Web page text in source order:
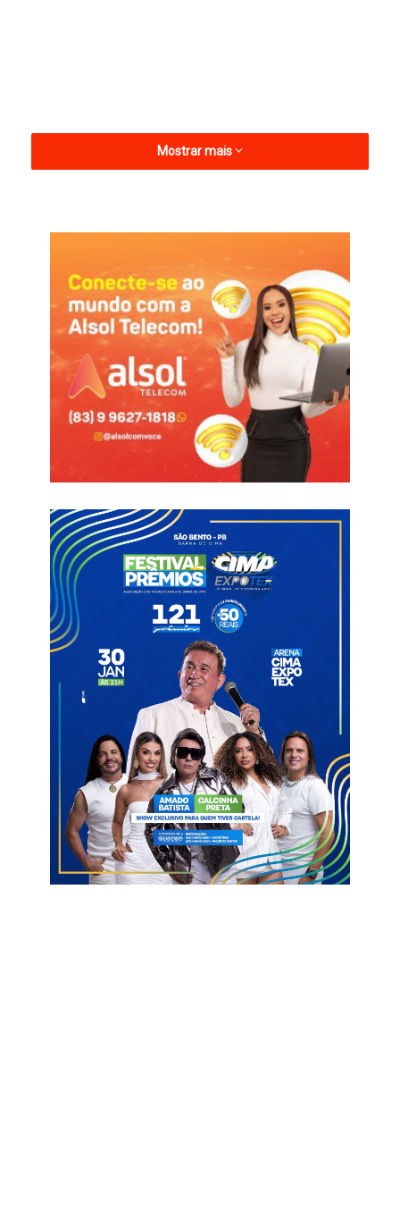
O relator, ministro André Mendonça, alterou seu voto,
argumentando que decisões judiciais de 2022 suspenderam os
efeitos da condenação de Márcio Roberto, que havia sido
considerado inelegível devido à reprovação de suas contas
como prefeito.
O voto de Mendonça foi seguido pelos ministros Gilmar
Mendes e Edson Fachin. O julgamento continua até esta sexta-
feira, 6 de dezembro, com os votos dos ministros Dias Toffoli
e Nunes Marques ainda pendentes.
ALPB Assembleia Legislativa
Márcio Roberto
Mostrar mais